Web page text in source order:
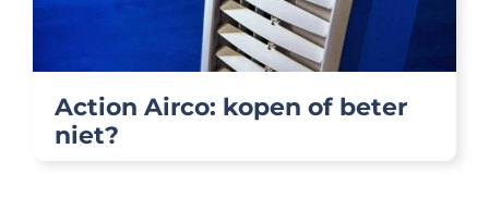
Action Airco: kopen of beter
niet?